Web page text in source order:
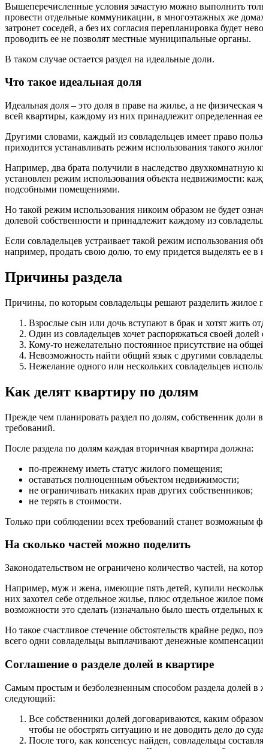
Вышеперечисленные условия зачастую можно выполнить
провести отдельные коммуникации, в многоэтажных же
затронет соседей, а без их согласия перепланировка будет
проводить ее не позволят местные муниципальные органы.
В таком случае остается раздел на идеальные доли.
Что такое идеальная доля
Идеальная доля – это доля в праве на жилье, а не
всей квартиры, каждому из них принадлежит определенная
Другими словами, каждый из совладельцев имеет право
приходится устанавливать режим использования такого
Например, два брата получили в наследство
установлен режим использования объекта недвижимости:
подсобными помещениями.
Но такой режим использования никоим образом не будет
долевой собственности и принадлежит каждому из
Если совладельцев устраивает такой режим использования
например, продать свою долю, то ему придется выделять ее в
Причины раздела
Причины, по которым совладельцы решают разделить жилое
Взрослые сын или дочь вступают в брак и хотят жить
Один из совладельцев хочет распоряжаться своей
Кому-то нежелательно постоянное присутствие на
Невозможность найти общий язык с другими
Нежелание одного или нескольких совладельцев
Как делят квартиру по долям
Прежде чем планировать раздел по долям, собственник
требований.
После раздела по долям каждая вторичная квартира должна:
по-прежнему иметь статус жилого помещения;
оставаться полноценным объектом недвижимости;
не ограничивать никаких прав других собственников;
не терять в стоимости.
Только при соблюдении всех требований станет возможным
На сколько частей можно поделить
Законодательством не ограничено количество частей, на
Например, муж и жена, имеющие пять детей, купили
них захотел себе отдельное жилье, плюс отдельное жилое
возможности это сделать (изначально было шесть
Но такое счастливое стечение обстоятельств крайне
всего одни совладельцы выплачивают денежные
Соглашение о разделе долей в квартире
Самым простым и безболезненным способом раздела долей
следующий:
Все собственники долей договариваются, каким
чтобы не обострять ситуацию и не доводить дело до
После того, как консенсус найден, совладельцы